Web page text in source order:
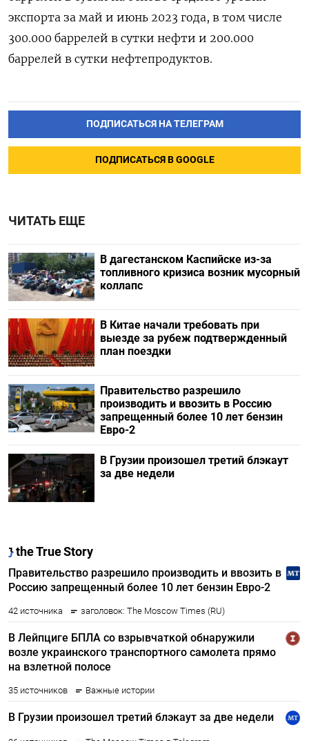
экспорта за май и июнь 2023 года, в том числе
300.000 баррелей в сутки нефти и 200.000
баррелей в сутки нефтепродуктов.
ПОДПИСАТЬСЯ НА ТЕЛЕГРАМ
ПОДПИСАТЬСЯ В GOOGLE
ЧИТАТЬ ЕЩЕ
В дагестанском Каспийске из-за
топливного кризиса возник мусорный
коллапс
В Китае начали требовать при
выезде за рубеж подтвержденный
план поездки
Правительство разрешило
производить и ввозить в Россию
запрещенный более 10 лет бензин
Евро-2
В Грузии произошел третий блэкаут
за две недели